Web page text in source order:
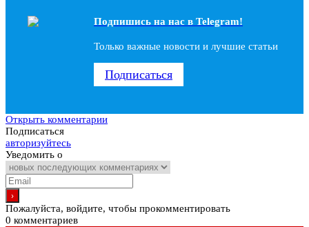
Подпишись на наc в Telegram!
Только важные новости и лучшие статьи
Подписаться
Открыть комментарии
Подписаться
авторизуйтесь
Уведомить о
Пожалуйста, войдите, чтобы прокомментировать
0 комментариев